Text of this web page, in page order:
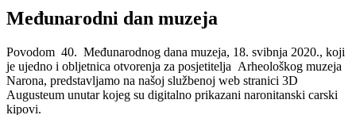
Međunarodni dan muzeja
Povodom 40. Međunarodnog dana muzeja, 18. svibnja 2020., koji
je ujedno i obljetnica otvorenja za posjetitelja Arheološkog muzeja
Narona, predstavljamo na našoj službenoj web stranici 3D
Augusteum unutar kojeg su digitalno prikazani naronitanski carski
kipovi.